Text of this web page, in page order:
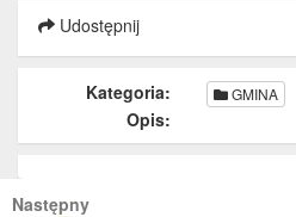
Udostępnij
Kategoria: GMINA
Opis:
Następny